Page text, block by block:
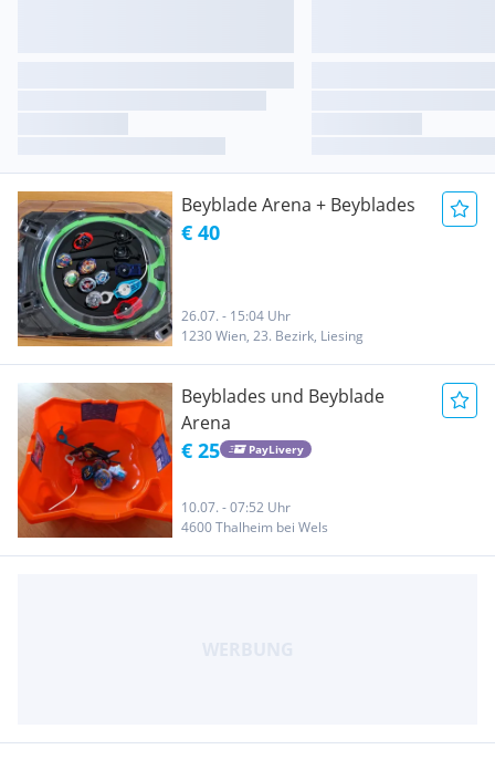
Beyblade Arena + Beyblades
€ 40
26.07. - 15:04 Uhr
1230 Wien, 23. Bezirk, Liesing
Beyblades und Beyblade
Arena
€ 25 PayLivery
10.07. - 07:52 Uhr
4600 Thalheim bei Wels